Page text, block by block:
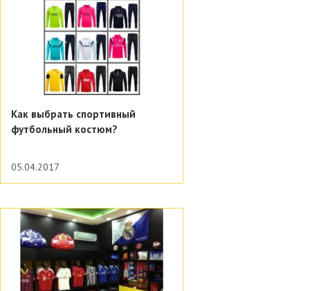
Как выбрать спортивный
футбольный костюм?
05.04.2017